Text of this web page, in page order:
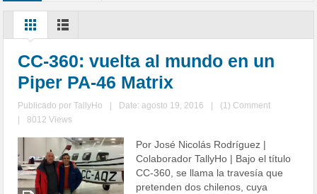
CC-360: vuelta al mundo en un
Piper PA-46 Matrix
Publicado porTallyHo Date: agosto 19, 2016
(1) Comment
8012 Views
Por José Nicolás Rodríguez |
Colaborador TallyHo | Bajo el título
CC-360, se llama la travesía que
pretenden dos chilenos, cuya